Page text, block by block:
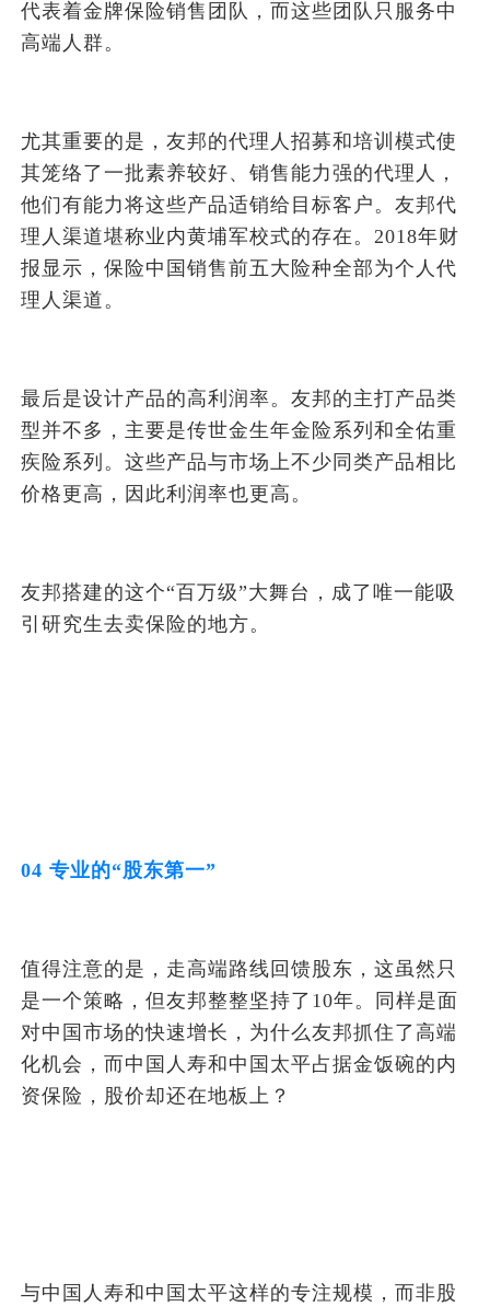
代表着金牌保险销售团队，而这些团队只服务中
高端人群。
尤其重要的是，友邦的代理人招募和培训模式使
其笼络了一批素养较好、销售能力强的代理人，
他们有能力将这些产品适销给目标客户。友邦代
理人渠道堪称业内黄埔军校式的存在。2018年财
报显示，保险中国销售前五大险种全部为个人代
理人渠道。
最后是设计产品的高利润率。友邦的主打产品类
型并不多，主要是传世金生年金险系列和全佑重
疾险系列。这些产品与市场上不少同类产品相比
价格更高，因此利润率也更高。
友邦搭建的这个“百万级”大舞台，成了唯一能吸
引研究生去卖保险的地方。
04 专业的“股东第一”
值得注意的是，走高端路线回馈股东，这虽然只
是一个策略，但友邦整整坚持了10年。同样是面
对中国市场的快速增长，为什么友邦抓住了高端
化机会，而中国人寿和中国太平占据金饭碗的内
资保险，股价却还在地板上？
与中国人寿和中国太平这样的专注规模，而非股